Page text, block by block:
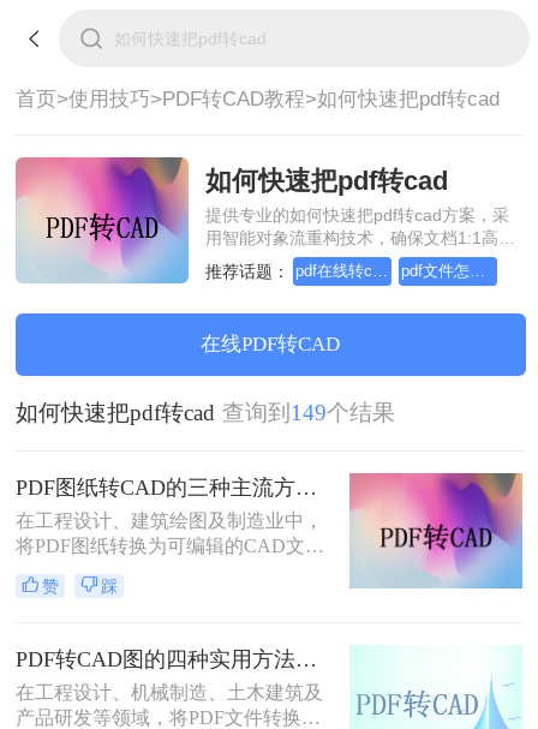
首页>使用技巧>PDF转CAD教程>如何快速把pdf转cad
如何快速把pdf转cad
提供专业的如何快速把pdf转cad方案，采
用智能对象流重构技术，确保文档1:1高保
真还原且排版不乱码。支持一键批量处
理，全链路 SSL 加密保障隐私安全。助您
装，高效办公。
推荐话题： pdf在线转cad，实用的方法来了 pdf文件怎么转cad文件，实用方法不要错过
在线PDF转CAD
如何快速把pdf转cad 查询到 149个结果
PDF图纸转CAD的三种主流方法对比（2026实用版）：选对工具效率翻倍！
在工程设计、建筑绘图及制造业中，
将PDF图纸转换为可编辑的CAD文件
是高频刚需。面对多种转换途径，如
何根据自身场景快速选择？本文先给
逐一详解操作步骤，助你高效决策。
赞 踩
PDF转CAD图的四种实用方法对比（2026最新版）：按需选择，效率至上！
在工程设计、机械制造、土木建筑及
产品研发等领域，将PDF文件转换为